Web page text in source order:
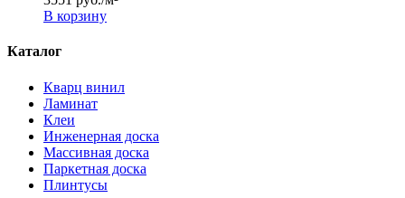
В корзину
Каталог
Кварц винил
Ламинат
Клеи
Инженерная доска
Массивная доска
Паркетная доска
Плинтусы